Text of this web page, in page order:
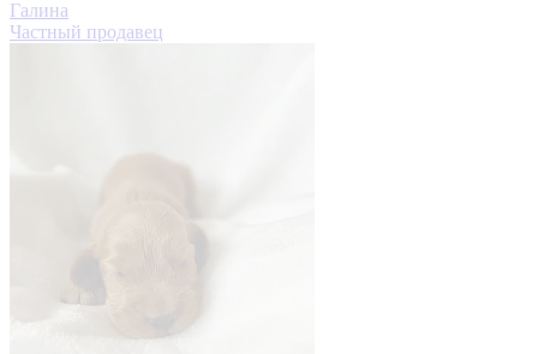
Галина
Частный продавец